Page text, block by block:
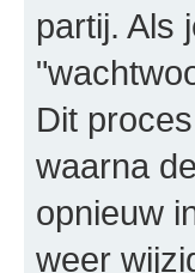
partij. Als
Dit
waarna
opnieuw
weer